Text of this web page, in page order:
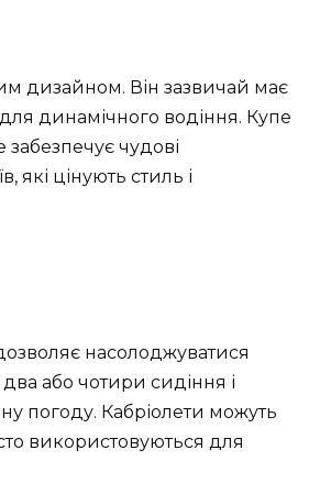
дизайном. Він зазвичай має
динамічного водіння. Купе
чудові
які цінують стиль і
насолоджуватися
або чотири сидіння і
погоду. Кабріолети можуть
використовуються для